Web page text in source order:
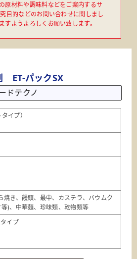
原材料や調味料などをご案内するサ
目的などのお問い合わせに関しまし
すようよろしくお願い致します。
ET-パックSX
ドテクノ
イプ）
焼き、饅頭、最中、カステラ、バウムク
)、中華麺、珍味類、乾物類等
タイプ